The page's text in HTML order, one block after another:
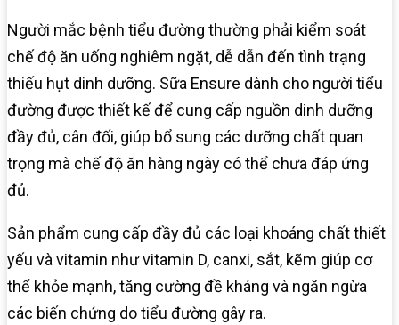
Người mắc bệnh tiểu đường thường phải kiểm soát
chế độ ăn uống nghiêm ngặt, dễ dẫn đến tình trạng
thiếu hụt dinh dưỡng. Sữa Ensure dành cho người tiểu
đường được thiết kế để cung cấp nguồn dinh dưỡng
đầy đủ, cân đối, giúp bổ sung các dưỡng chất quan
trọng mà chế độ ăn hàng ngày có thể chưa đáp ứng
đủ.
Sản phẩm cung cấp đầy đủ các loại khoáng chất thiết
yếu và vitamin như vitamin D, canxi, sắt, kẽm giúp cơ
thể khỏe mạnh, tăng cường đề kháng và ngăn ngừa
các biến chứng do tiểu đường gây ra.